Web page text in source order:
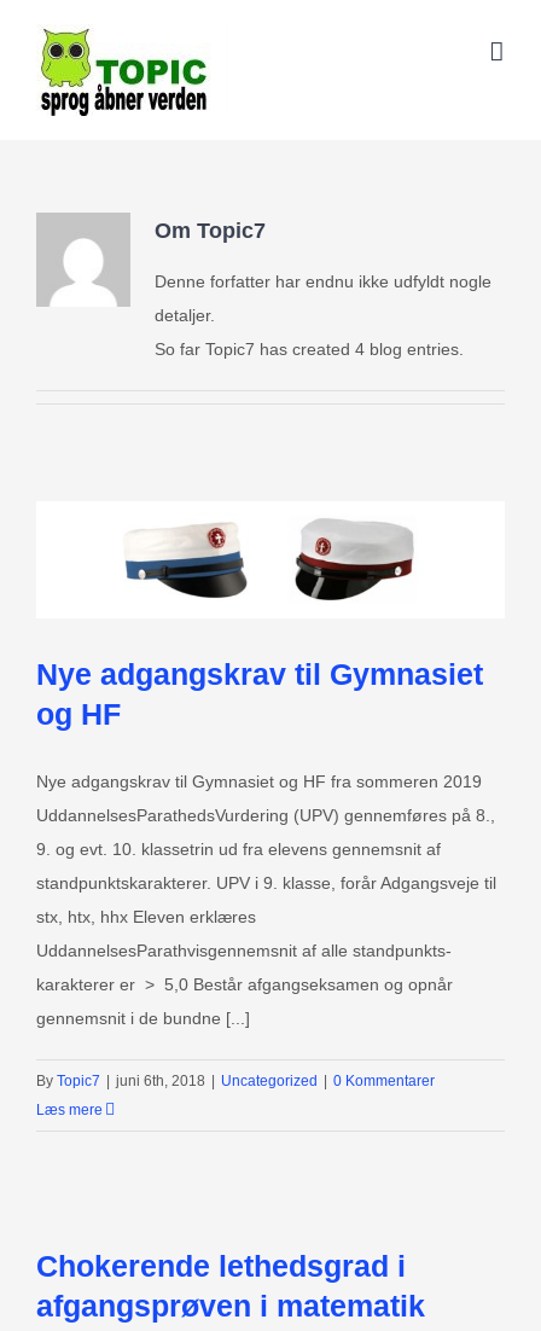
content
Om Topic7
Denne forfatter har endnu ikke udfyldt nogle
detaljer.
So far Topic7 has created 4 blog entries.
Nye adgangskrav til Gymnasiet
og HF
Nye adgangskrav til Gymnasiet og HF fra sommeren 2019
UddannelsesParathedsVurdering (UPV) gennemføres på 8.,
9. og evt. 10. klassetrin ud fra elevens gennemsnit af
standpunktskarakterer. UPV i 9. klasse, forår Adgangsveje til
stx, htx, hhx Eleven erklæres
UddannelsesParathvisgennemsnit af alle standpunkts­
karakterer er > 5,0 Består afgangseksamen og opnår
gennemsnit i de bundne [...]
By Topic7 | juni 6th, 2018 | Uncategorized | 0 Kommentarer
Læs mere
Chokerende lethedsgrad i
afgangsprøven i matematik